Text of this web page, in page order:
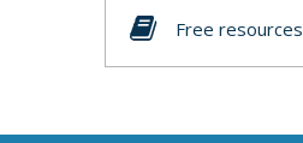
Free resources